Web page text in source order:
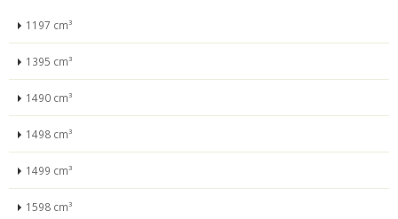
1197 cm³
1395 cm³
1490 cm³
1498 cm³
1499 cm³
1598 cm³